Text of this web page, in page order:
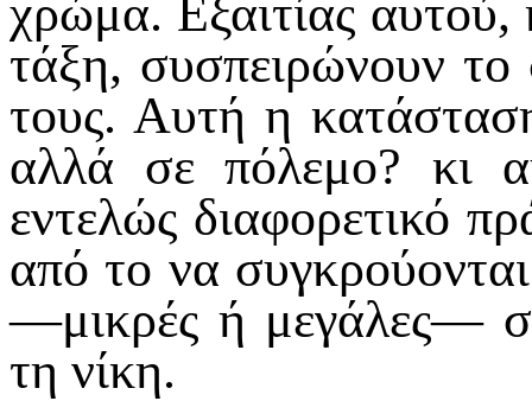
χρώμα. Εξαιτίας
τάξη, συσπειρώνουν
τους. Αυτή η
αλλά σε πόλεμο? κι
εντελώς διαφορετικό
από το να
—μικρές ή μεγάλες—
τη νίκη.